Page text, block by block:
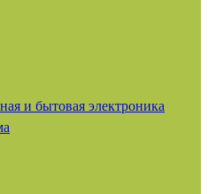
и бытовая электроника